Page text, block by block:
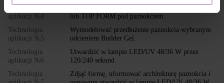
aplikacji №4
lub TOP FORM pod paznokciem.
Technologia
aplikacji №5
Wymodelować przedłużenie paznokcia wybranym
odcieniem Builder Gel.
Technologia
aplikacji №6
Utwardzić w lampie LED/UV 48/36 W przez
120/240 sekund.
Technologia
Zdjąć formę, uformować architekturę paznokcia i